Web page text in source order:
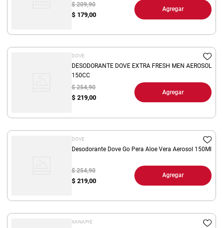
$ 179,00
$ 209,90
Agregar
DOVE
DESODORANTE DOVE EXTRA FRESH MEN AEROSOL
150CC
$ 219,00
$ 254,90
Agregar
DOVE
Desodorante Dove Go Pera Aloe Vera Aerosol 150Ml
$ 219,00
$ 254,90
Agregar
XANAPIE